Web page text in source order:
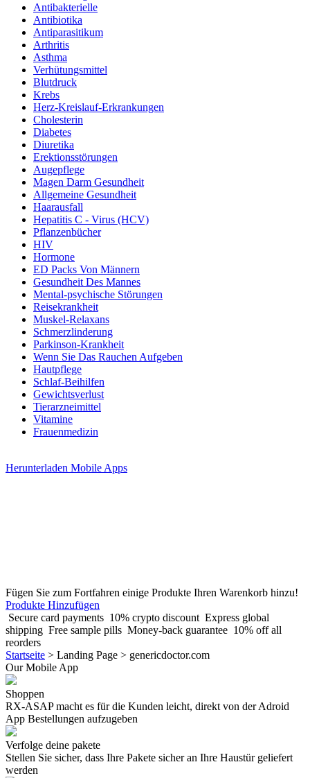
Antibakterielle
Antibiotika
Antiparasitikum
Arthritis
Asthma
Verhütungsmittel
Blutdruck
Krebs
Herz-Kreislauf-Erkrankungen
Cholesterin
Diabetes
Diuretika
Erektionsstörungen
Augepflege
Magen Darm Gesundheit
Allgemeine Gesundheit
Haarausfall
Hepatitis C - Virus (HCV)
Pflanzenbücher
HIV
Hormone
ED Packs Von Männern
Gesundheit Des Mannes
Mental-psychische Störungen
Reisekrankheit
Muskel-Relaxans
Schmerzlinderung
Parkinson-Krankheit
Wenn Sie Das Rauchen Aufgeben
Hautpflege
Schlaf-Beihilfen
Gewichtsverlust
Tierarzneimittel
Vitamine
Frauenmedizin
Herunterladen Mobile Apps
Fügen Sie zum Fortfahren einige Produkte Ihren Warenkorb hinzu!
Produkte Hinzufügen
Secure card payments 10% crypto discount Express global
shipping Free sample pills Money-back guarantee 10% off all
reorders
Startseite > Landing Page > genericdoctor.com
Our Mobile App
Shoppen
RX-ASAP macht es für die Kunden leicht, direkt von der Adroid
App Bestellungen aufzugeben
Verfolge deine pakete
Stellen Sie sicher, dass Ihre Pakete sicher an Ihre Haustür geliefert
werden